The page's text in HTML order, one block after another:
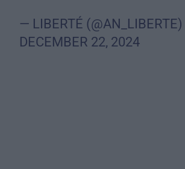
— LIBERTÉ (@AN_LIBERTE)
DECEMBER 22, 2024